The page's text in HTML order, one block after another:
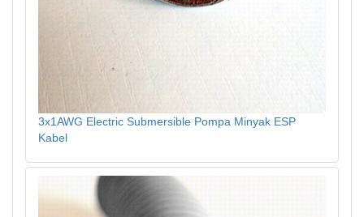
3x1AWG Electric Submersible Pompa Minyak ESP
Kabel